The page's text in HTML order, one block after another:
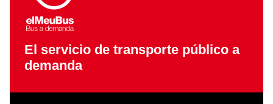
El servicio de transporte público a
demanda